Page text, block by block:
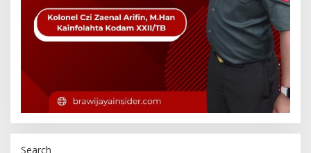
Search